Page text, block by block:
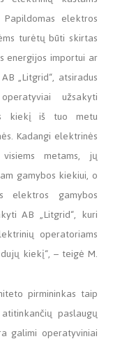
elektros
turėtų būti skirtas
energijos importui ar
„Litgrid“, atsiradus
užsakyti
kiekį iš tuo metu
Kadangi elektrinės
metams, jų
gamybos kiekiui, o
elektros gamybos
AB „Litgrid“, kuri
operatoriams
kiekį“, – teigė M.
pirmininkas taip
paslaugų
galimi operatyviniai